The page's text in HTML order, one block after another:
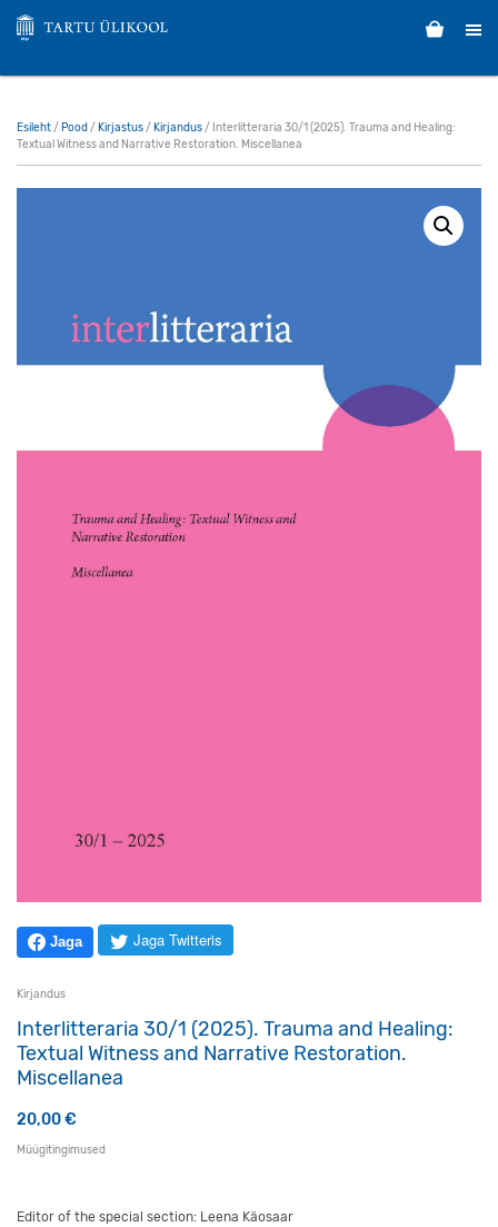
Esileht/ Pood / Kirjastus/ Kirjandus/ Interlitteraria 30/1 (2025). Trauma and Healing:
Textual Witness and Narrative Restoration. Miscellanea
Jaga Jaga Twitteris
Kirjandus
Interlitteraria 30/1 (2025). Trauma and Healing:
Textual Witness and Narrative Restoration.
Miscellanea
20,00€
Müügitingimused
Editor of the special section: Leena Käosaar